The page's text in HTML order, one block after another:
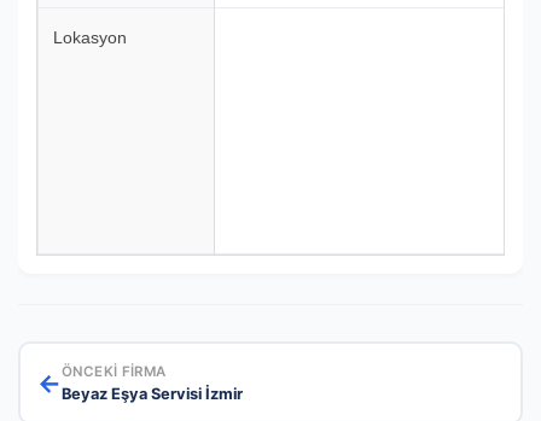
Lokasyon
←ÖNCEKI FIRMA
Beyaz Eşya Servisi İzmir